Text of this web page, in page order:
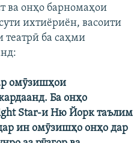
ва онҳо барномаҳои
ихтиёриён, васоити
театрӣ ба саҳми
омӯзишҳои
Ба онҳо
Star-и Ню Йорк таълим
ин омӯзишҳо онҳо дар